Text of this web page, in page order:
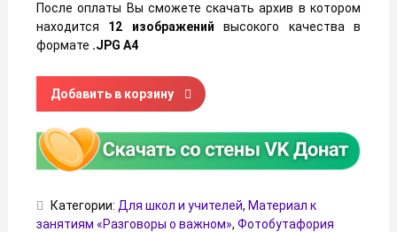
После оплаты Вы сможете скачать архив в котором
находится 12 изображенийвысокого качества в
формате .JPG А4
Количество товара Речевые облачка на тему "По ту
Добавить в корзину
Категории: Для школ и учителей, Материал к
занятиям «Разговоры о важном», Фотобутафория